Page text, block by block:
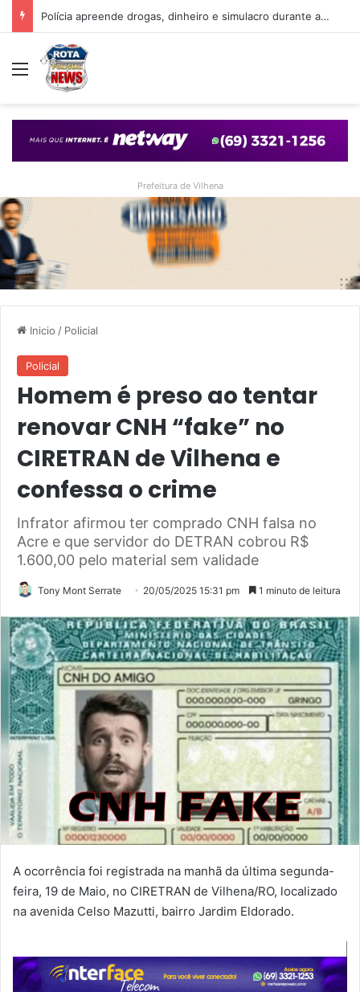
Polícia apreende drogas, dinheiro e simulacro durante ação no bairro Alto Alegre, em Vilhena
Menu
Prefeitura de Vilhena
Inicio / Policial
Policial
Homem é preso ao tentar
renovar CNH “fake” no
CIRETRAN de Vilhena e
confessa o crime
Infrator afirmou ter comprado CNH falsa no
Acre e que servidor do DETRAN cobrou R$
1.600,00 pelo material sem validade
Tony Mont Serrate 20/05/2025 15:31 pm 1 minuto de leitura
A ocorrência foi registrada na manhã da última segunda-
feira, 19 de Maio, no CIRETRAN de Vilhena/RO, localizado
na avenida Celso Mazutti, bairro Jardim Eldorado.